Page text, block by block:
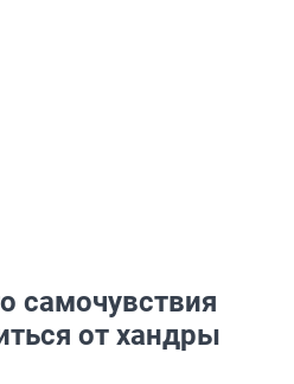
самочувствия
от хандры